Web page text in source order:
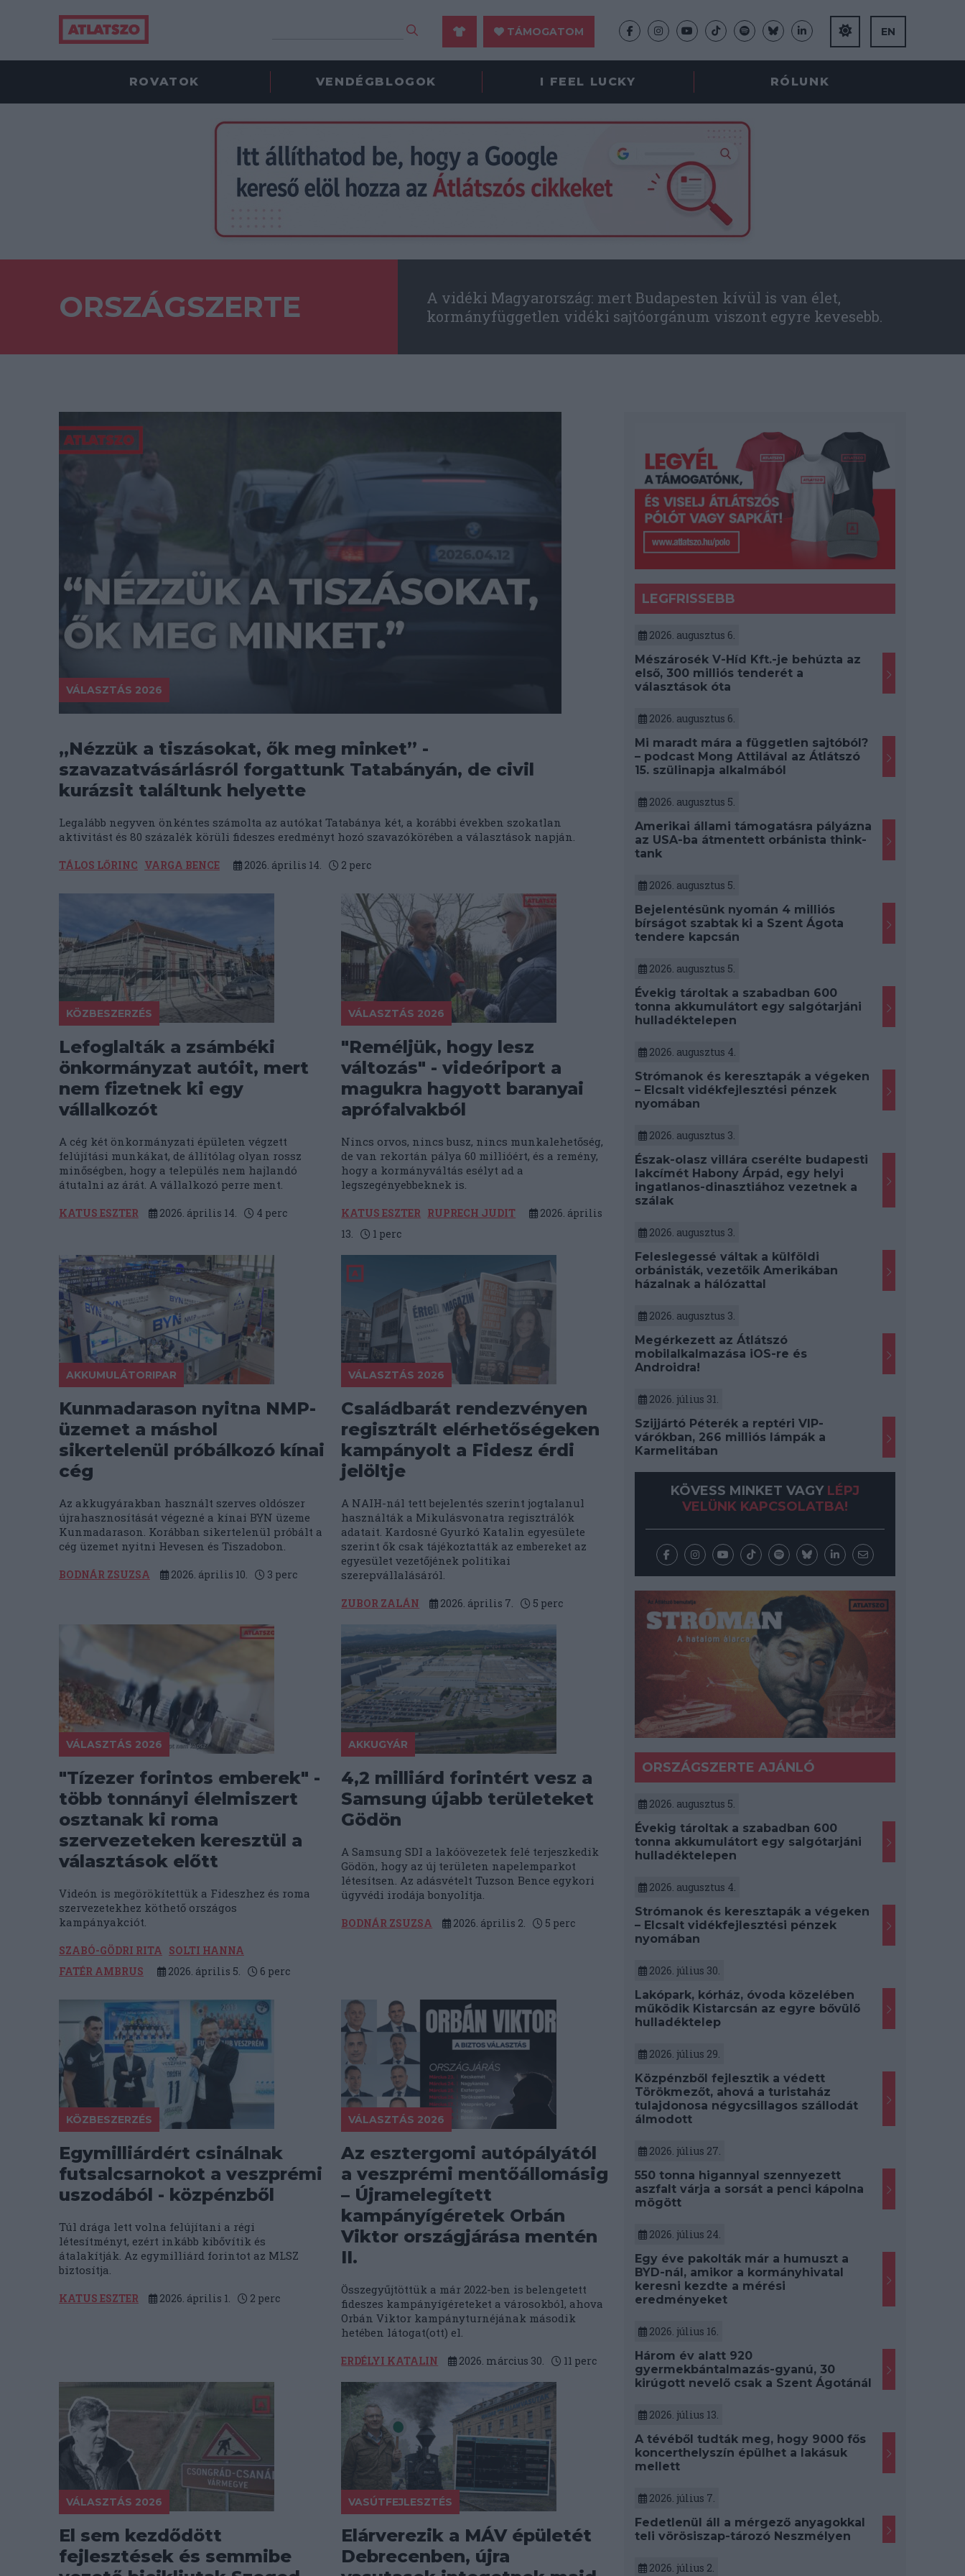
TÁMOGATOM EN
ROVATOK VENDÉGBLOGOK I FEEL LUCKY RÓLUNK
ORSZÁGSZERTE
A vidéki Magyarország: mert Budapesten kívül is van élet,
kormányfüggetlen vidéki sajtóorgánum viszont egyre kevesebb.
VÁLASZTÁS 2026
„Nézzük a tiszásokat, ők meg minket” -
szavazatvásárlásról forgattunk Tatabányán, de civil
kurázsit találtunk helyette
Legalább negyven önkéntes számolta az autókat Tatabánya két, a korábbi években szokatlan
aktivitást és 80 százalék körüli fideszes eredményt hozó szavazókörében a választások napján.
TÁLOS LŐRINC VARGA BENCE 2026. április 14. 2 perc
KÖZBESZERZÉS
Lefoglalták a zsámbéki
önkormányzat autóit, mert
nem fizetnek ki egy
vállalkozót
A cég két önkormányzati épületen végzett
felújítási munkákat, de állítólag olyan rossz
minőségben, hogy a település nem hajlandó
átutalni az árát. A vállalkozó perre ment.
KATUS ESZTER 2026. április 14. 4 perc
VÁLASZTÁS 2026
"Reméljük, hogy lesz
változás" - videóriport a
magukra hagyott baranyai
aprófalvakból
Nincs orvos, nincs busz, nincs munkalehetőség,
de van rekortán pálya 60 millióért, és a remény,
hogy a kormányváltás esélyt ad a
legszegényebbeknek is.
KATUS ESZTER RUPRECH JUDIT
2026. április
13.
1 perc
AKKUMULÁTORIPAR
Kunmadarason nyitna NMP-
üzemet a máshol
sikertelenül próbálkozó kínai
cég
Az akkugyárakban használt szerves oldószer
újrahasznosítását végezné a kínai BYN üzeme
Kunmadarason. Korábban sikertelenül próbált a
cég üzemet nyitni Hevesen és Tiszadobon.
BODNÁR ZSUZSA 2026. április 10. 3 perc
VÁLASZTÁS 2026
Családbarát rendezvényen
regisztrált elérhetőségeken
kampányolt a Fidesz érdi
jelöltje
A NAIH-nál tett bejelentés szerint jogtalanul
használták a Mikulásvonatra regisztrálók
adatait. Kardosné Gyurkó Katalin egyesülete
szerint ők csak tájékoztatták az embereket az
egyesület vezetőjének politikai
szerepvállalásáról.
ZUBOR ZALÁN 2026. április 7. 5 perc
VÁLASZTÁS 2026
"Tízezer forintos emberek" -
több tonnányi élelmiszert
osztanak ki roma
szervezeteken keresztül a
választások előtt
Videón is megörökítettük a Fideszhez és roma
szervezetekhez köthető országos
kampányakciót.
SZABÓ-GÖDRI RITA SOLTI HANNA
FATÉR AMBRUS
2026. április 5. 6 perc
AKKUGYÁR
4,2 milliárd forintért vesz a
Samsung újabb területeket
Gödön
A Samsung SDI a lakóövezetek felé terjeszkedik
Gödön, hogy az új területen napelemparkot
létesítsen. Az adásvételt Tuzson Bence egykori
ügyvédi irodája bonyolítja.
BODNÁR ZSUZSA 2026. április 2. 5 perc
KÖZBESZERZÉS
Egymilliárdért csinálnak
futsalcsarnokot a veszprémi
uszodából - közpénzből
Túl drága lett volna felújítani a régi
létesítményt, ezért inkább kibővítik és
átalakítják. Az egymilliárd forintot az MLSZ
biztosítja.
KATUS ESZTER 2026. április 1. 2 perc
VÁLASZTÁS 2026
Az esztergomi autópályától
a veszprémi mentőállomásig
– Újramelegített
kampányígéretek Orbán
Viktor országjárása mentén
II.
Összegyűjtöttük a már 2022-ben is belengetett
fideszes kampányígéreteket a városokból, ahova
Orbán Viktor kampányturnéjának második
hetében látogat(ott) el.
ERDÉLYI KATALIN 2026. március 30. 11 perc
VÁLASZTÁS 2026
El sem kezdődött
fejlesztések és semmibe
VASÚTFEJLESZTÉS
Elárverezik a MÁV épületét
Debrecenben, újra
LEGFRISSEBB
2026. augusztus 6.
Mészárosék V-Híd Kft.-je behúzta az
első, 300 milliós tenderét a
választások óta
2026. augusztus 6.
Mi maradt mára a független sajtóból?
– podcast Mong Attilával az Átlátszó
15. szülinapja alkalmából
2026. augusztus 5.
Amerikai állami támogatásra pályázna
az USA-ba átmentett orbánista think-
tank
2026. augusztus 5.
Bejelentésünk nyomán 4 milliós
bírságot szabtak ki a Szent Ágota
tendere kapcsán
2026. augusztus 5.
Évekig tároltak a szabadban 600
tonna akkumulátort egy salgótarjáni
hulladéktelepen
2026. augusztus 4.
Strómanok és keresztapák a végeken
– Elcsalt vidékfejlesztési pénzek
nyomában
2026. augusztus 3.
Észak-olasz villára cserélte budapesti
lakcímét Habony Árpád, egy helyi
ingatlanos-dinasztiához vezetnek a
szálak
2026. augusztus 3.
Feleslegessé váltak a külföldi
orbánisták, vezetőik Amerikában
házalnak a hálózattal
2026. augusztus 3.
Megérkezett az Átlátszó
mobilalkalmazása iOS-re és
Androidra!
2026. július 31.
Szijjártó Péterék a reptéri VIP-
várókban, 266 milliós lámpák a
Karmelitában
KÖVESS MINKET VAGY LÉPJ
VELÜNK KAPCSOLATBA!
ORSZÁGSZERTE AJÁNLÓ
2026. augusztus 5.
Évekig tároltak a szabadban 600
tonna akkumulátort egy salgótarjáni
hulladéktelepen
2026. augusztus 4.
Strómanok és keresztapák a végeken
– Elcsalt vidékfejlesztési pénzek
nyomában
2026. július 30.
Lakópark, kórház, óvoda közelében
működik Kistarcsán az egyre bővülő
hulladéktelep
2026. július 29.
Közpénzből fejlesztik a védett
Törökmezőt, ahová a turistaház
tulajdonosa négycsillagos szállodát
álmodott
2026. július 27.
550 tonna higannyal szennyezett
aszfalt várja a sorsát a penci kápolna
mögött
2026. július 24.
Egy éve pakolták már a humuszt a
BYD-nál, amikor a kormányhivatal
keresni kezdte a mérési
eredményeket
2026. július 16.
Három év alatt 920
gyermekbántalmazás-gyanú, 30
kirúgott nevelő csak a Szent Ágotánál
2026. július 13.
A tévéből tudták meg, hogy 9000 fős
koncerthelyszín épülhet a lakásuk
mellett
2026. július 7.
Fedetlenül áll a mérgező anyagokkal
teli vörösiszap-tározó Neszmélyen
2026. július 2.